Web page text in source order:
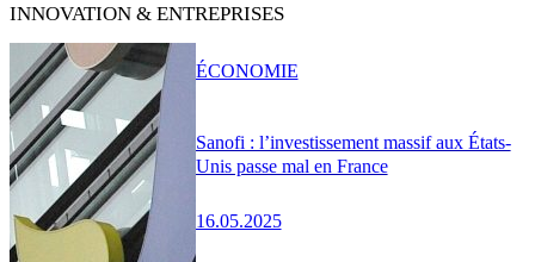
INNOVATION & ENTREPRISES
Sanofi : l’investissement massif aux États-
Unis passe mal en France
16.05.2025
ÉCONOMIE